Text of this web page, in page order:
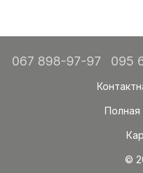
067 898-97-97 095
Полная
©